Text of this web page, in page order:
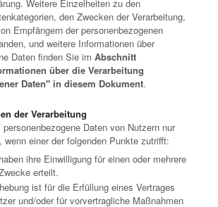
Weitere Einzelheiten zu den
den Zwecken der Verarbeitung,
Empfängern der personenbezogenen
und weitere Informationen über
Daten finden Sie imAbschnitt
über die Verarbeitung
Daten" in diesem Dokument.
der Verarbeitung
personenbezogene Daten von Nutzern nur
wenn einer der folgenden Punkte zutrifft:
ihre Einwilligung für einen oder mehrere
erteilt.
ist für die Erfüllung eines Vertrages
und/oder für vorvertragliche Maßnahmen